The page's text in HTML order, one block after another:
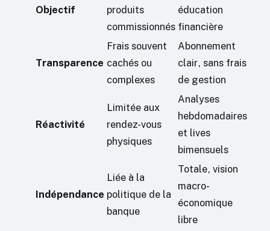
Objectif
produits
commissionnés
éducation
financière
Transparence
Frais souvent
cachés ou
complexes
Abonnement
clair, sans frais
de gestion
Réactivité
Limitée aux
rendez-vous
physiques
Analyses
hebdomadaires
et lives
bimensuels
Indépendance
Liée à la
politique de la
banque
Totale, vision
macro-
économique
libre